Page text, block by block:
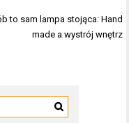
to sam lampa stojąca: Hand
made a wystrój wnętrz